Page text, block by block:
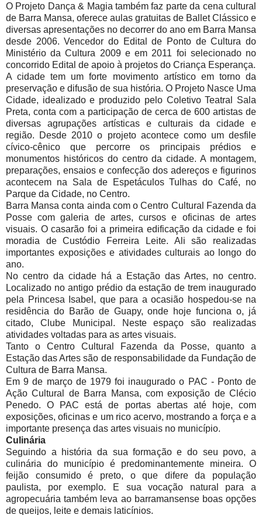
O Projeto Dança & Magia também faz parte da cena cultural
de Barra Mansa, oferece aulas gratuitas de Ballet Clássico e
diversas apresentações no decorrer do ano em Barra Mansa
desde 2006. Vencedor do Edital de Ponto de Cultura do
Ministério da Cultura 2009 e em 2011 foi selecionado no
concorrido Edital de apoio à projetos do Criança Esperança.
A cidade tem um forte movimento artístico em torno da
preservação e difusão de sua história. O Projeto Nasce Uma
Cidade, idealizado e produzido pelo Coletivo Teatral Sala
Preta, conta com a participação de cerca de 600 artistas de
diversas agrupações artísticas e culturais da cidade e
região. Desde 2010 o projeto acontece como um desfile
cívico-cênico que percorre os principais prédios e
monumentos históricos do centro da cidade. A montagem,
preparações, ensaios e confecção dos adereços e figurinos
acontecem na Sala de Espetáculos Tulhas do Café, no
Parque da Cidade, no Centro.
Barra Mansa conta ainda com o Centro Cultural Fazenda da
Posse com galeria de artes, cursos e oficinas de artes
visuais. O casarão foi a primeira edificação da cidade e foi
moradia de Custódio Ferreira Leite. Ali são realizadas
importantes exposições e atividades culturais ao longo do
ano.
No centro da cidade há a Estação das Artes, no centro.
Localizado no antigo prédio da estação de trem inaugurado
pela Princesa Isabel, que para a ocasião hospedou-se na
residência do Barão de Guapy, onde hoje funciona o, já
citado, Clube Municipal. Neste espaço são realizadas
atividades voltadas para as artes visuais.
Tanto o Centro Cultural Fazenda da Posse, quanto a
Estação das Artes são de responsabilidade da Fundação de
Cultura de Barra Mansa.
Em 9 de março de 1979 foi inaugurado o PAC - Ponto de
Ação Cultural de Barra Mansa, com exposição de Clécio
Penedo. O PAC está de portas abertas até hoje, com
exposições, oficinas e um rico acervo, mostrando a força e a
importante presença das artes visuais no município.
Culinária
Seguindo a história da sua formação e do seu povo, a
culinária do município é predominantemente mineira. O
feijão consumido é preto, o que difere da população
paulista, por exemplo. E sua vocação natural para a
agropecuária também leva ao barramansense boas opções
de queijos, leite e demais laticínios.